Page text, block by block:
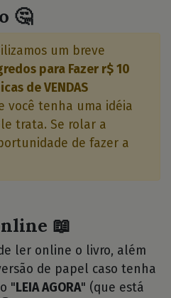
🤔
um breve
para Fazer r$ 10
de VENDAS
você tenha uma idéia
trata. Se rolar a
de fazer a
📖
ler online o livro, além
de papel caso tenha
" LEIA AGORA" (que está